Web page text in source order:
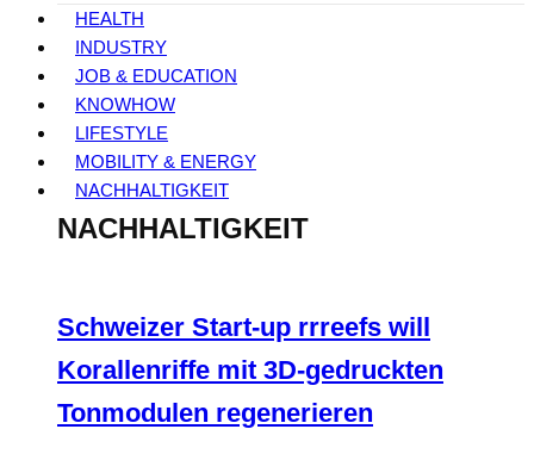
HEALTH
INDUSTRY
JOB & EDUCATION
KNOWHOW
LIFESTYLE
MOBILITY & ENERGY
NACHHALTIGKEIT
NACHHALTIGKEIT
Schweizer Start-up rrreefs will
Korallenriffe mit 3D-gedruckten
Tonmodulen regenerieren